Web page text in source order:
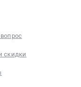
скидки